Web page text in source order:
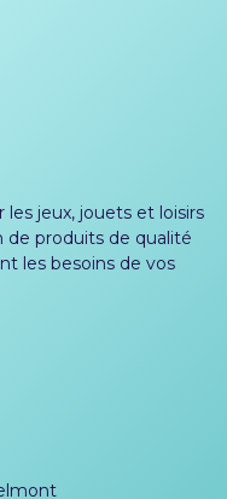
les jeux, jouets et loisirs
de produits de qualité
les besoins de vos